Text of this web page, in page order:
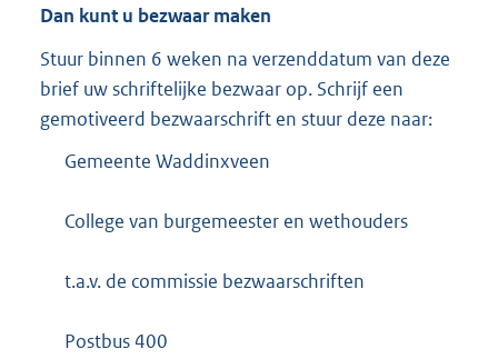
Dan kunt u bezwaar maken
Stuur binnen 6 weken na verzenddatum van deze
brief uw schriftelijke bezwaar op. Schrijf een
gemotiveerd bezwaarschrift en stuur deze naar:
Gemeente Waddinxveen
College van burgemeester en wethouders
t.a.v. de commissie bezwaarschriften
Postbus 400